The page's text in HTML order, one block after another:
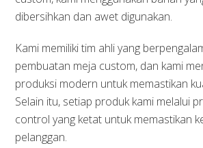
dibersihkan dan awet digunakan.
Kami memiliki tim ahli yang
pembuatan meja custom, dan kami
produksi modern untuk memastikan
Selain itu, setiap produk kami melalui
control yang ketat untuk memastikan
pelanggan.